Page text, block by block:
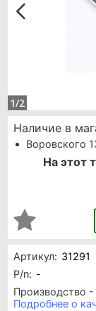
1/2
Артикул: 31291
P/n: -
Производство -
Подробнее о
Наличие в
Воровского
На этот